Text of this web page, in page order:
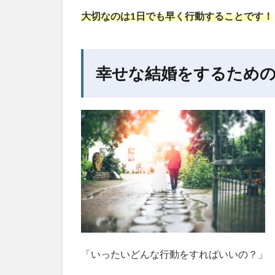
今す
ぐに
を始
める
婚
活
す
る
な
ら
結
婚
相
談
に
大切なのは1日でも早く行動することです！
幸せな結婚をするため
「いったいどんな行動をすればいいの？」